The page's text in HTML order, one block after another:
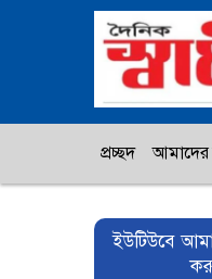
প্রচ্ছদ আমাদের
ইউটিউবে